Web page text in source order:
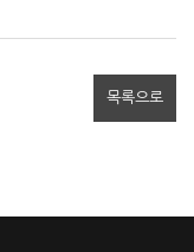
목록으로